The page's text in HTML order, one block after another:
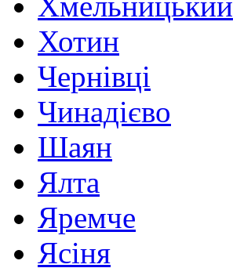
Хотин
Чернівці
Чинадієво
Шаян
Ялта
Яремче
Ясіня